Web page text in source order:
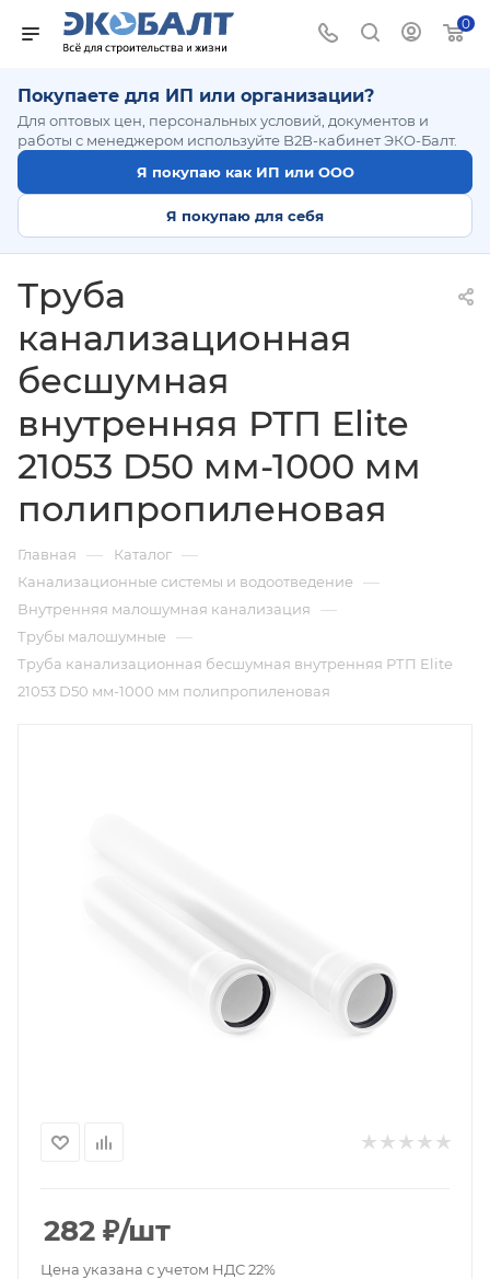
0
Покупаете для ИП или организации?
Для оптовых цен, персональных условий, документов и
работы с менеджером используйте B2B-кабинет ЭКО-Балт.
Я покупаю как ИП или ООО
Я покупаю для себя
Труба
канализационная
бесшумная
внутренняя РТП Elite
21053 D50 мм-1000 мм
полипропиленовая
Главная — Каталог —
Канализационные системы и водоотведение —
Внутренняя малошумная канализация —
Трубы малошумные —
Труба канализационная бесшумная внутренняя РТП Elite
21053 D50 мм-1000 мм полипропиленовая
282 ₽/шт
Цена указана с учетом НДС 22%